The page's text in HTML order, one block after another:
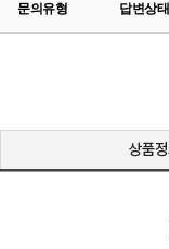
문의유형 답변상태